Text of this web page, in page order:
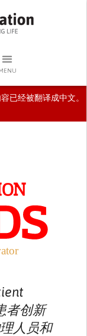
已经被翻译成中文。
者创新
人员和